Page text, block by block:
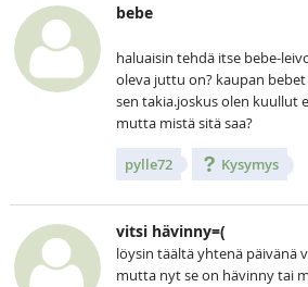
bebe
haluaisin tehdä itse bebe-
oleva juttu on? kaupan
sen takia.joskus olen kuullut
mutta mistä sitä saa?
pylle72 Kysymys
vitsi hävinny=(
löysin täältä yhtenä päivänä
mutta nyt se on hävinny tai